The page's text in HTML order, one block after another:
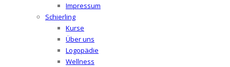
Impressum
Schierling
Kurse
Über uns
Logopädie
Wellness